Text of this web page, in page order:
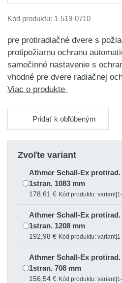
Kód produktu: 1-519-0710
pre protiradiačné dvere s
protipožiarnu ochranu
samočinné nastavenie s
vhodné pre dvere radiačnej
Viac o produkte
Pridať k obľúbeným
Zvoľte variant
Athmer Schall-Ex protirad.
1stran. 1083 mm
178,61 € Kód produktu:
Athmer Schall-Ex protirad.
1stran. 1208 mm
192,98 € Kód produktu:
Athmer Schall-Ex protirad.
1stran. 708 mm
156,54 € Kód produktu: